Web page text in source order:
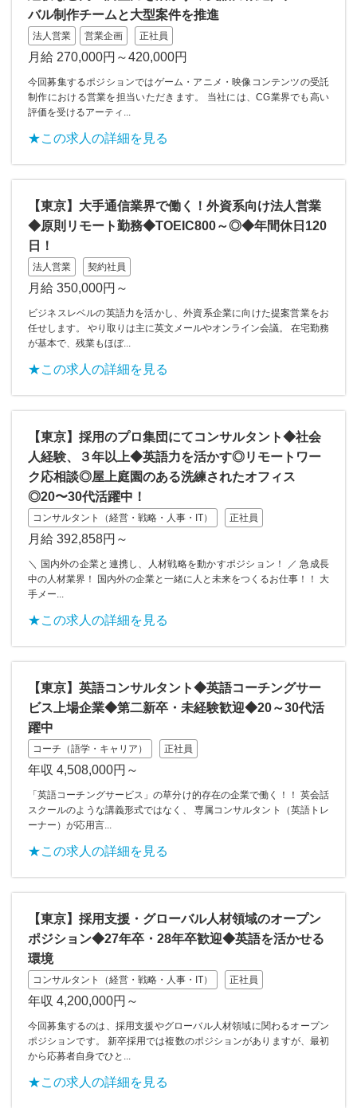
バル制作チームと大型案件を推進
法人営業 営業企画 正社員
月給 270,000円～420,000円
今回募集するポジションではゲーム・アニメ・映像コンテンツの受託
制作における営業を担当いただきます。 当社には、CG業界でも高い
評価を受けるアーティ...
★この求人の詳細を見る
【東京】大手通信業界で働く！外資系向け法人営業
◆原則リモート勤務◆TOEIC800～◎◆年間休日120
日！
法人営業 契約社員
月給 350,000円～
ビジネスレベルの英語力を活かし、外資系企業に向けた提案営業をお
任せします。 やり取りは主に英文メールやオンライン会議。 在宅勤務
が基本で、残業もほぼ...
★この求人の詳細を見る
【東京】採用のプロ集団にてコンサルタント◆社会
人経験、３年以上◆英語力を活かす◎リモートワー
ク応相談◎屋上庭園のある洗練されたオフィス
◎20〜30代活躍中！
コンサルタント（経営・戦略・人事・IT） 正社員
月給 392,858円～
＼ 国内外の企業と連携し、人材戦略を動かすポジション！ ／ 急成長
中の人材業界！ 国内外の企業と一緒に人と未来をつくるお仕事！！ 大
手メー...
★この求人の詳細を見る
【東京】英語コンサルタント◆英語コーチングサー
ビス上場企業◆第二新卒・未経験歓迎◆20～30代活
躍中
コーチ（語学・キャリア） 正社員
年収 4,508,000円～
「英語コーチングサービス」の草分け的存在の企業で働く！！ 英会話
スクールのような講義形式ではなく、 専属コンサルタント（英語トレ
ーナー）が応用言...
★この求人の詳細を見る
【東京】採用支援・グローバル人材領域のオープン
ポジション◆27年卒・28年卒歓迎◆英語を活かせる
環境
コンサルタント（経営・戦略・人事・IT） 正社員
年収 4,200,000円～
今回募集するのは、採用支援やグローバル人材領域に関わるオープン
ポジションです。 新卒採用では複数のポジションがありますが、最初
から応募者自身でひと...
★この求人の詳細を見る